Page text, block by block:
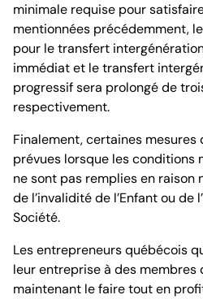
minimale requise pour
mentionnées précédemment,
pour le transfert
immédiat et le transfert
progressif sera prolongé de
respectivement.
Finalement, certaines mesures
prévues lorsque les conditions
ne sont pas remplies en raison
de l’invalidité de l’Enfant ou de
Société.
Les entrepreneurs québécois
leur entreprise à des membres
maintenant le faire tout en